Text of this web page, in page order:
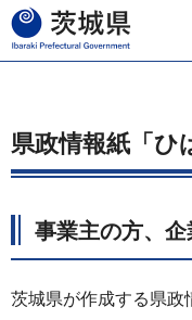
茨城県
県政情報紙「ひ
事業主の方、
茨城県が作成する県政